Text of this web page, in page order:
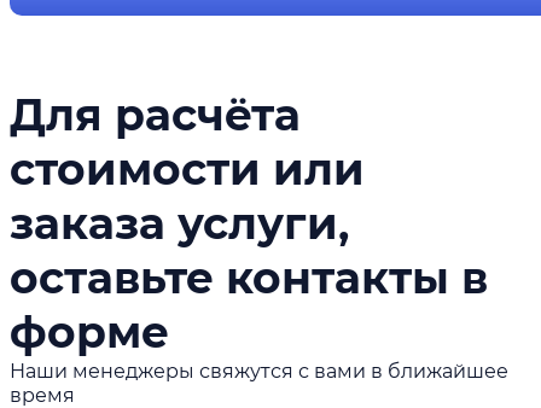
Для расчёта
стоимости или
заказа услуги,
оставьте контакты в
форме
Наши менеджеры свяжутся с вами в ближайшее
время